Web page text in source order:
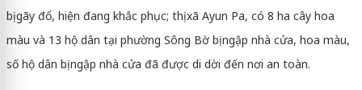
bị gãy đổ, hiện đang khắc phục; thị xã Ayun Pa, có 8 ha cây hoa
màu và 13 hộ dân tại phường Sông Bờ bị ngập nhà cửa, hoa màu,
số hộ dân bị ngập nhà cửa đã được di dời đến nơi an toàn.